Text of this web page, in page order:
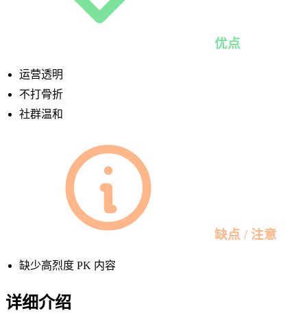
优点
运营透明
不打骨折
社群温和
缺点 / 注意
缺少高烈度 PK 内容
详细介绍